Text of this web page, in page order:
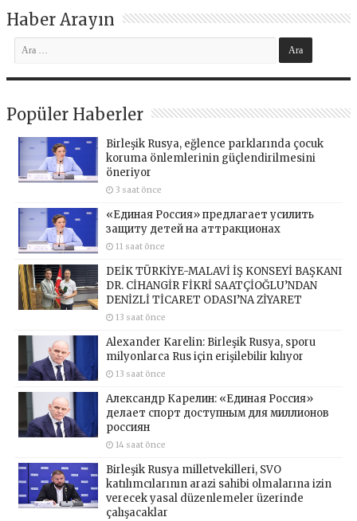
Haber Arayın
Popüler Haberler
Birleşik Rusya, eğlence parklarında çocuk
koruma önlemlerinin güçlendirilmesini
öneriyor
3 saat önce
«Единая Россия» предлагает усилить
защиту детей на аттракционах
11 saat önce
DEİK TÜRKİYE-MALAVİ İŞ KONSEYİ BAŞKANI
DR. CİHANGİR FİKRİ SAATÇİOĞLU’NDAN
DENİZLİ TİCARET ODASI’NA ZİYARET
13 saat önce
Alexander Karelin: Birleşik Rusya, sporu
milyonlarca Rus için erişilebilir kılıyor
13 saat önce
Александр Карелин: «Единая Россия»
делает спорт доступным для миллионов
россиян
14 saat önce
Birleşik Rusya milletvekilleri, SVO
katılımcılarının arazi sahibi olmalarına izin
verecek yasal düzenlemeler üzerinde
çalışacaklar